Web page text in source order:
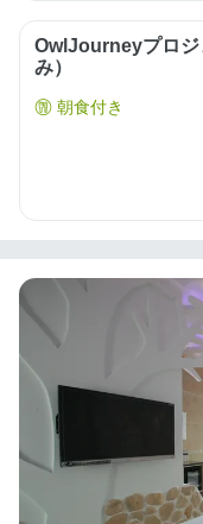
OwlJourneyプロジ
み）
朝食付き